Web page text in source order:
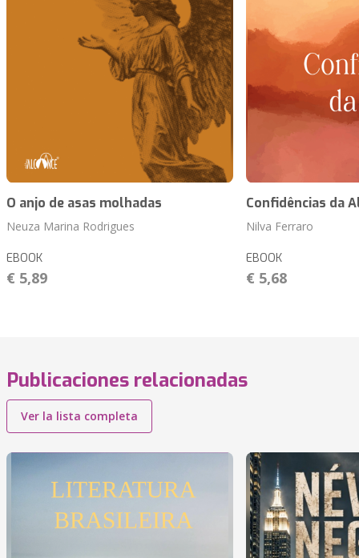
O anjo de asas molhadas
Neuza Marina Rodrigues
EBOOK
€ 5,89
Confidências da
Nilva Ferraro
EBOOK
€ 5,68
Publicaciones relacionadas
Ver la lista completa